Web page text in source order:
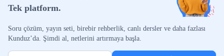
Tek platform.
Soru çözüm, yayın seti, birebir rehberlik, canlı dersler ve daha fazlası
Kunduz’da. Şimdi al, netlerini artırmaya başla.